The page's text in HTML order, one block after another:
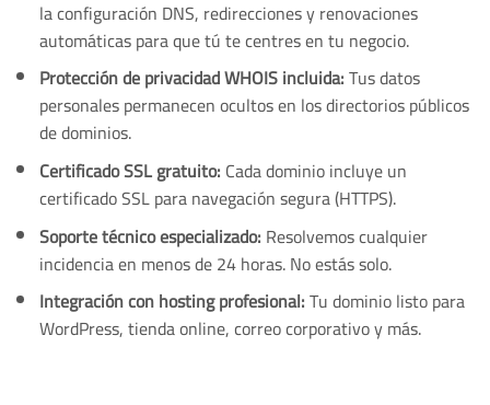
la configuración DNS, redirecciones y renovaciones
automáticas para que tú te centres en tu negocio.
Protección de privacidad WHOIS incluida:Tus datos
personales permanecen ocultos en los directorios públicos
de dominios.
Certificado SSL gratuito: Cada dominio incluye un
certificado SSL para navegación segura (HTTPS).
Soporte técnico especializado: Resolvemos cualquier
incidencia en menos de 24 horas. No estás solo.
Integración con hosting profesional:Tu dominio listo para
WordPress, tienda online, correo corporativo y más.